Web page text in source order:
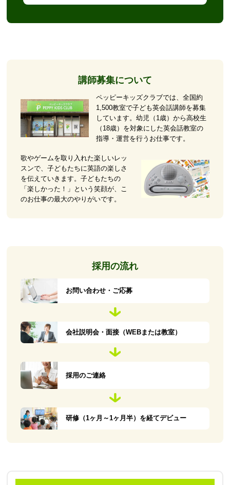
講師募集について
ペッピーキッズクラブでは、全国約
1,500教室で子ども英会話講師を募集
しています。幼児（1歳）から高校生
（18歳）を対象にした英会話教室の
指導・運営を行うお仕事です。
歌やゲームを取り入れた楽しいレッ
スンで、子どもたちに英語の楽しさ
を伝えていきます。子どもたちの
「楽しかった！」という笑顔が、こ
のお仕事の最大のやりがいです。
採用の流れ
お問い合わせ・ご応募
会社説明会・面接（WEBまたは教室）
採用のご連絡
研修（1ヶ月～1ヶ月半）を経てデビュー